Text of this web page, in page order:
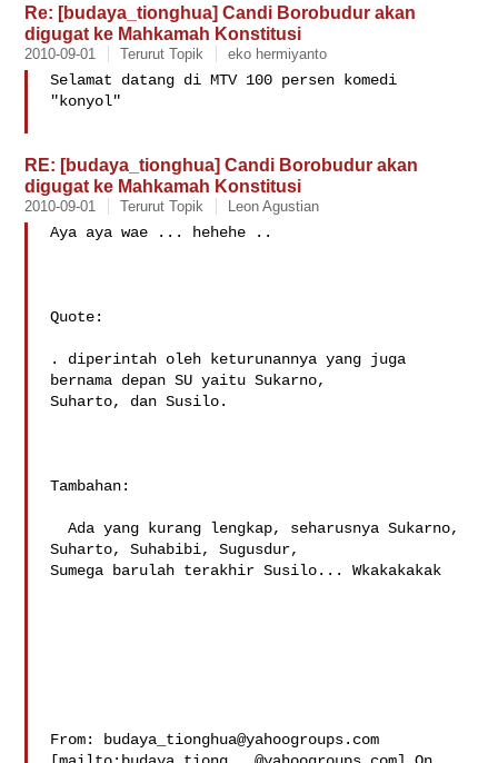
Re: [budaya_tionghua] Candi Borobudur akan
digugat ke Mahkamah Konstitusi
2010-09-01 Terurut Topik eko hermiyanto
Selamat datang di MTV 100 persen komedi
"konyol"
RE: [budaya_tionghua] Candi Borobudur akan
digugat ke Mahkamah Konstitusi
2010-09-01 Terurut Topik Leon Agustian
Aya aya wae ... hehehe ..
Quote:
. diperintah oleh keturunannya yang juga
bernama depan SU yaitu Sukarno,
Suharto, dan Susilo.
Tambahan:
  Ada yang kurang lengkap, seharusnya Sukarno,
Suharto, Suhabibi, Sugusdur,
Sumega barulah terakhir Susilo... Wkakakakak
From:
budaya_tionghua@yahoogroups.com